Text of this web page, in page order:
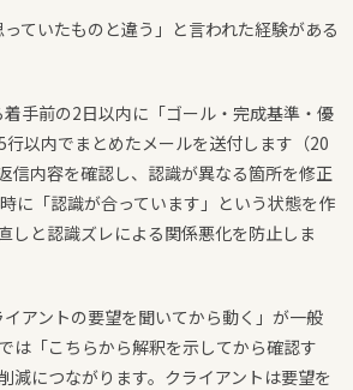
ていたものと違う」と言われた経験がある
着手前の2日以内に「ゴール・完成基準・優
以内でまとめたメールを送付します（20
信内容を確認し、認識が異なる箇所を修正
に「認識が合っています」という状態を作
しと認識ズレによる関係悪化を防止しま
イアントの要望を聞いてから動く」が一般
は「こちらから解釈を示してから確認す
減につながります。クライアントは要望を